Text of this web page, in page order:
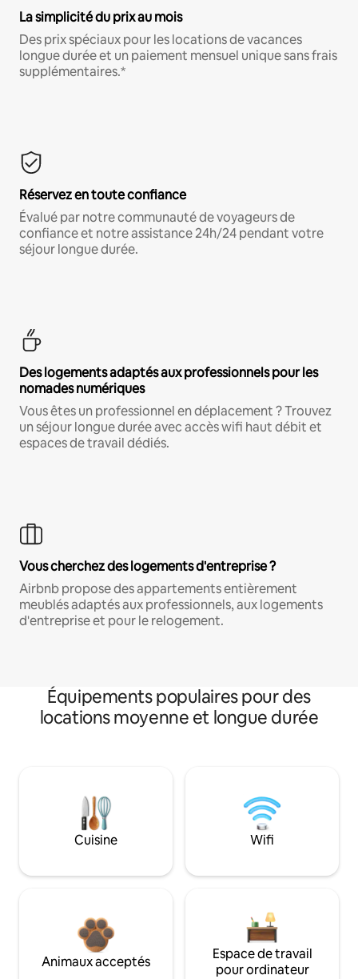
La simplicité du prix au mois
Des prix spéciaux pour les locations de vacances
longue durée et un paiement mensuel unique sans frais
supplémentaires.*
Réservez en toute confiance
Évalué par notre communauté de voyageurs de
confiance et notre assistance 24h/24 pendant votre
séjour longue durée.
Des logements adaptés aux professionnels pour les
nomades numériques
Vous êtes un professionnel en déplacement ? Trouvez
un séjour longue durée avec accès wifi haut débit et
espaces de travail dédiés.
Vous cherchez des logements d'entreprise ?
Airbnb propose des appartements entièrement
meublés adaptés aux professionnels, aux logements
d'entreprise et pour le relogement.
Équipements populaires pour des
locations moyenne et longue durée
Cuisine Wifi
Animaux acceptés
Espace de travail
pour ordinateur